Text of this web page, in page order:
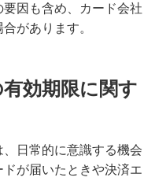
因も含め、カード会社
があります。
効期限に関す
日常的に意識する機会
が届いたときや決済エ